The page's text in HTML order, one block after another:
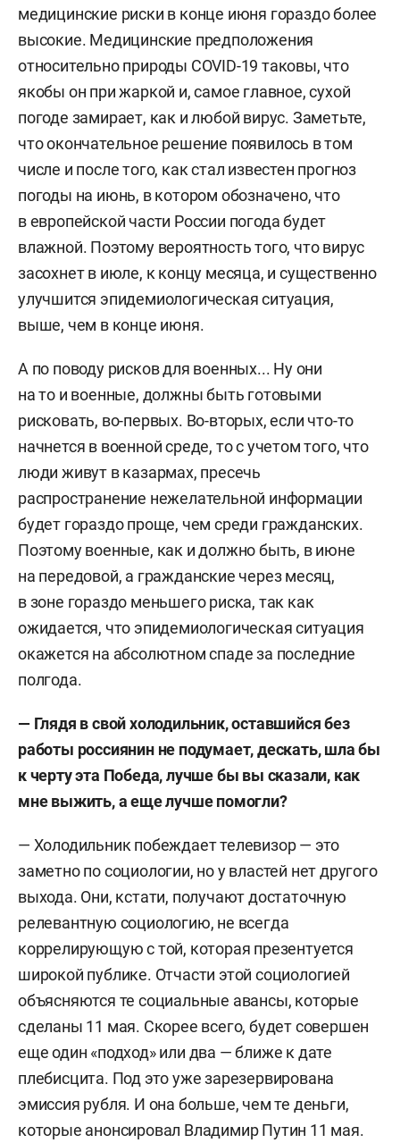
медицинские риски в конце июня гораздо более
высокие. Медицинские предположения
относительно природы COVID-19 таковы, что
якобы он при жаркой и, самое главное, сухой
погоде замирает, как и любой вирус. Заметьте,
что окончательное решение появилось в том
числе и после того, как стал известен прогноз
погоды на июнь, в котором обозначено, что
в европейской части России погода будет
влажной. Поэтому вероятность того, что вирус
засохнет в июле, к концу месяца, и существенно
улучшится эпидемиологическая ситуация,
выше, чем в конце июня.
А по поводу рисков для военных... Ну они
на то и военные, должны быть готовыми
рисковать, во-первых. Во-вторых, если что-то
начнется в военной среде, то с учетом того, что
люди живут в казармах, пресечь
распространение нежелательной информации
будет гораздо проще, чем среди гражданских.
Поэтому военные, как и должно быть, в июне
на передовой, а гражданские через месяц,
в зоне гораздо меньшего риска, так как
ожидается, что эпидемиологическая ситуация
окажется на абсолютном спаде за последние
полгода.
— Глядя в свой холодильник, оставшийся без
работы россиянин не подумает, дескать, шла бы
к черту эта Победа, лучше бы вы сказали, как
мне выжить, а еще лучше помогли?
— Холодильник побеждает телевизор — это
заметно по социологии, но у властей нет другого
выхода. Они, кстати, получают достаточную
релевантную социологию, не всегда
коррелирующую с той, которая презентуется
широкой публике. Отчасти этой социологией
объясняются те социальные авансы, которые
сделаны 11 мая. Скорее всего, будет совершен
еще один «подход» или два — ближе к дате
плебисцита. Под это уже зарезервирована
эмиссия рубля. И она больше, чем те деньги,
которые анонсировал Владимир Путин 11 мая.